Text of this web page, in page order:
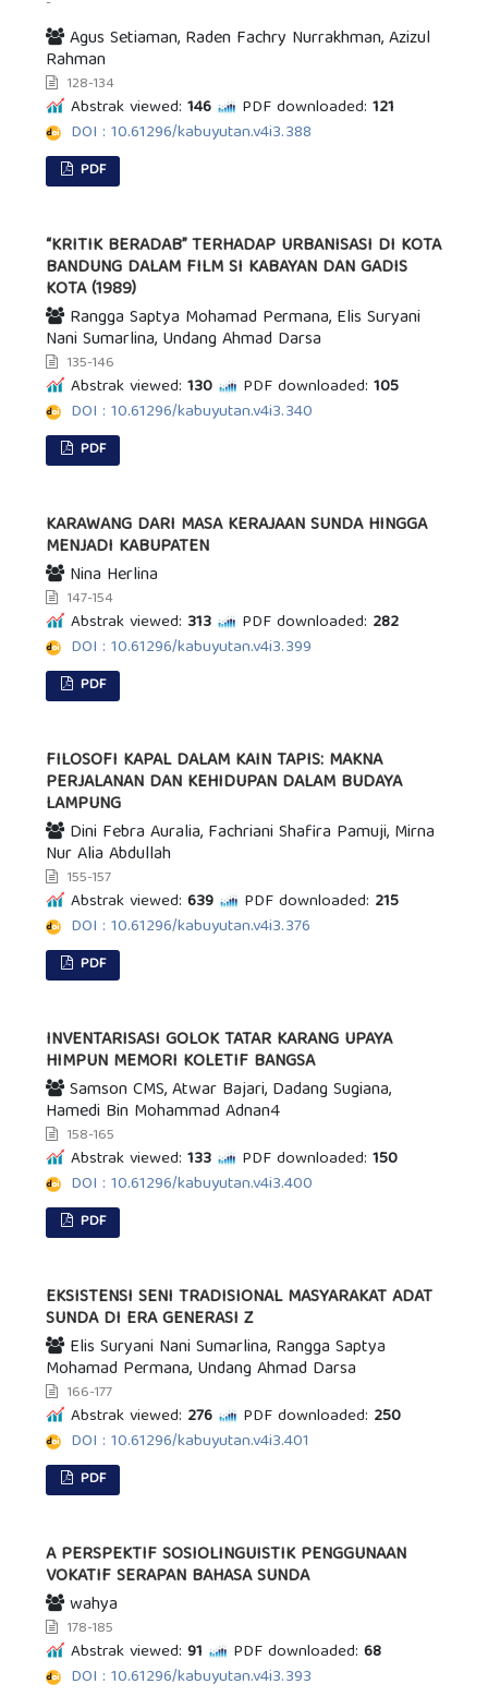
Agus Setiaman, Raden Fachry Nurrakhman, Azizul
Rahman
128-134
Abstrak viewed: 146 PDF downloaded: 121
DOI : 10.61296/kabuyutan.v4i3.388
PDF
“KRITIK BERADAB” TERHADAP URBANISASI DI KOTA
BANDUNG DALAM FILM SI KABAYAN DAN GADIS
KOTA (1989)
Rangga Saptya Mohamad Permana, Elis Suryani
Nani Sumarlina, Undang Ahmad Darsa
135-146
Abstrak viewed: 130 PDF downloaded: 105
DOI : 10.61296/kabuyutan.v4i3.340
PDF
KARAWANG DARI MASA KERAJAAN SUNDA HINGGA
MENJADI KABUPATEN
Nina Herlina
147-154
Abstrak viewed: 313 PDF downloaded: 282
DOI : 10.61296/kabuyutan.v4i3.399
PDF
FILOSOFI KAPAL DALAM KAIN TAPIS: MAKNA
PERJALANAN DAN KEHIDUPAN DALAM BUDAYA
LAMPUNG
Dini Febra Auralia, Fachriani Shafira Pamuji, Mirna
Nur Alia Abdullah
155-157
Abstrak viewed: 639 PDF downloaded: 215
DOI : 10.61296/kabuyutan.v4i3.376
PDF
INVENTARISASI GOLOK TATAR KARANG UPAYA
HIMPUN MEMORI KOLETIF BANGSA
Samson CMS, Atwar Bajari, Dadang Sugiana,
Hamedi Bin Mohammad Adnan4
158-165
Abstrak viewed: 133 PDF downloaded: 150
DOI : 10.61296/kabuyutan.v4i3.400
PDF
EKSISTENSI SENI TRADISIONAL MASYARAKAT ADAT
SUNDA DI ERA GENERASI Z
Elis Suryani Nani Sumarlina, Rangga Saptya
Mohamad Permana, Undang Ahmad Darsa
166-177
Abstrak viewed: 276 PDF downloaded: 250
DOI : 10.61296/kabuyutan.v4i3.401
PDF
A PERSPEKTIF SOSIOLINGUISTIK PENGGUNAAN
VOKATIF SERAPAN BAHASA SUNDA
wahya
178-185
Abstrak viewed: 91 PDF downloaded: 68
DOI : 10.61296/kabuyutan.v4i3.393